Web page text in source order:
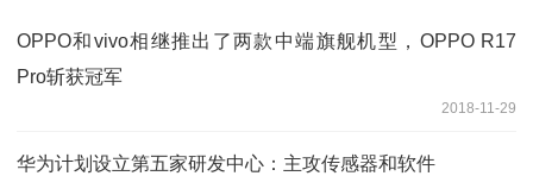
OPPO和vivo相继推出了两款中端旗舰机型，OPPO R17
Pro斩获冠军
2018-11-29
华为计划设立第五家研发中心：主攻传感器和软件